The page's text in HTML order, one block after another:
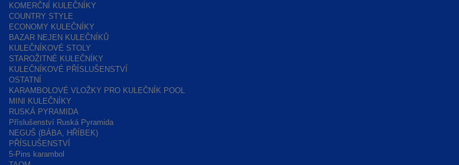
KOMERČNÍ KULEČNÍKY
COUNTRY STYLE
ECONOMY KULEČNÍKY
BAZAR NEJEN KULEČNÍKŮ
KULEČNÍKOVÉ STOLY
STAROŽITNÉ KULEČNÍKY
KULEČNÍKOVÉ PŘÍSLUŠENSTVÍ
OSTATNÍ
KARAMBOLOVÉ VLOŽKY PRO KULEČNÍK POOL
MINI KULEČNÍKY
RUSKÁ PYRAMIDA
Příslušenství Ruská Pyramida
NEGUŠ (BÁBA, HŘÍBEK)
PŘÍSLUŠENSTVÍ
5-Pins karambol